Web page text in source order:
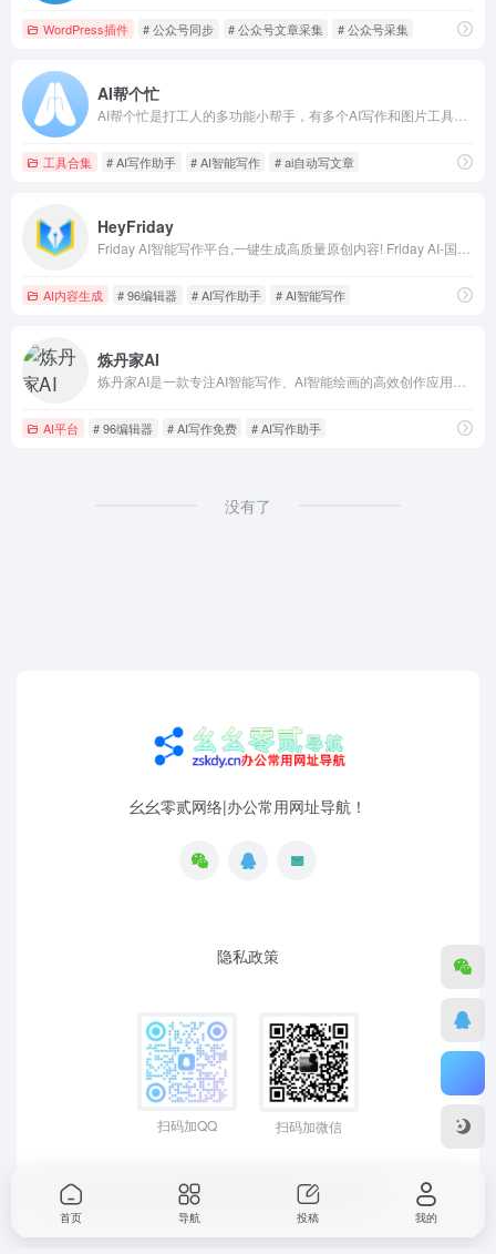
WordPress插件 # 公众号同步 # 公众号文章采集 # 公众号采集
AI帮个忙
工具合集 # AI写作助手 # AI智能写作 # ai自动写文章
HeyFriday
AI内容生成 # 96编辑器 # AI写作助手 # AI智能写作
炼丹家AI
AI平台 # 96编辑器 # AI写作免费 # AI写作助手
没有了
幺幺零贰网络|办公常用网址导航！
隐私政策
扫码加QQ 扫码加微信
Copyright © 2026 幺幺零贰导航 粤ICP备19129477号-1
首页 导航 投稿 我的